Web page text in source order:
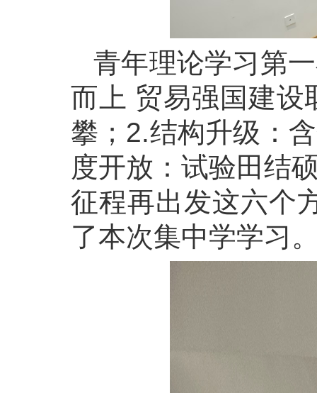
青年理论学习第
而上 贸易强国建设
攀；2.结构升级：
度开放：试验田结
征程再出发这六个
了本次集中学学习